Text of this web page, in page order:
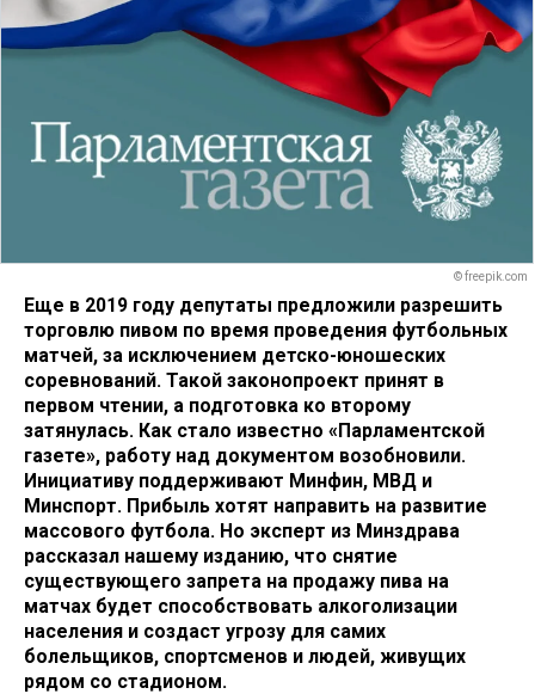
© freepik.com
Еще в 2019 году депутаты предложили разрешить
торговлю пивом по время проведения футбольных
матчей, за исключением детско-юношеских
соревнований. Такой законопроект принят в
первом чтении, а подготовка ко второму
затянулась. Как стало известно «Парламентской
газете», работу над документом возобновили.
Инициативу поддерживают Минфин, МВД и
Минспорт. Прибыль хотят направить на развитие
массового футбола. Но эксперт из Минздрава
рассказал нашему изданию, что снятие
существующего запрета на продажу пива на
матчах будет способствовать алкоголизации
населения и создаст угрозу для самих
болельщиков, спортсменов и людей, живущих
рядом со стадионом.